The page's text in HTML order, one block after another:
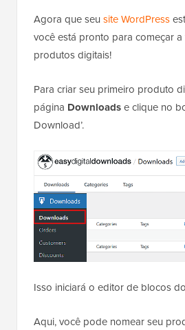
Agora que seu site WordPress
você está pronto para começar
produtos digitais!
Para criar seu primeiro produto
página Downloadse clique no
Download’.
Isso iniciará o editor de blocos
Aqui, você pode nomear seu